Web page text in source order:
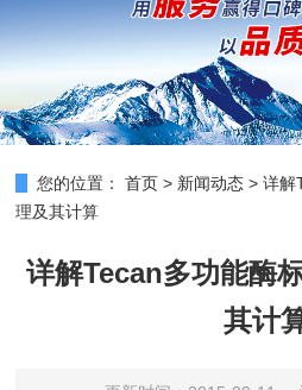
您的位置： 首页 > 新闻动态 >详解
理及其计算
详解Tecan多功能酶
其计